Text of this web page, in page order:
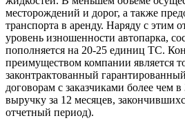
месторождений и дорог, а также
транспорта в аренду. Наряду с этим
уровень изношенности автопарка,
пополняется на 20-25 единиц ТС.
преимуществом компании является
законтрактованный
договорам с заказчиками более чем
выручку за 12 месяцев,
отчетный период).